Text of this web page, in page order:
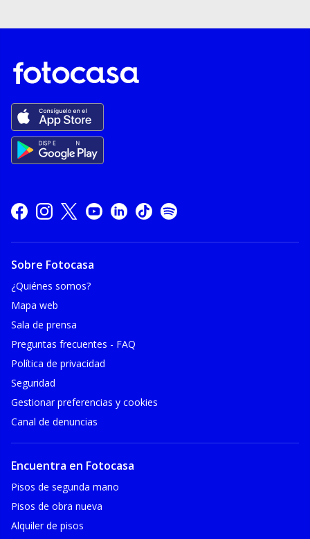
Sobre Fotocasa
¿Quiénes somos?
Mapa web
Sala de prensa
Preguntas frecuentes - FAQ
Política de privacidad
Seguridad
Gestionar preferencias y cookies
Canal de denuncias
Encuentra en Fotocasa
Pisos de segunda mano
Pisos de obra nueva
Alquiler de pisos